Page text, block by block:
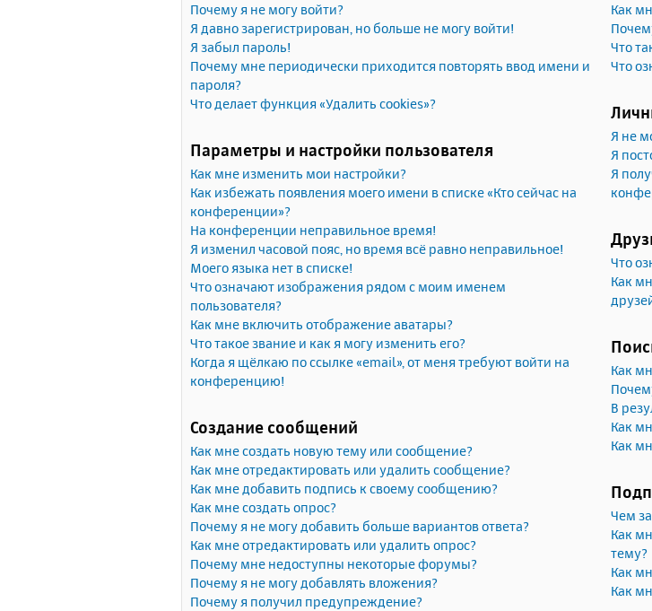
Почему я не могу войти?
Я давно зарегистрирован, но больше не могу войти!
Я забыл пароль!
Почему мне периодически приходится повторять ввод имени и
пароля?
Что делает функция «Удалить cookies»?
Параметры и настройки пользователя
Как мне изменить мои настройки?
Как избежать появления моего имени в списке «Кто сейчас на
конференции»?
На конференции неправильное время!
Я изменил часовой пояс, но время всё равно неправильное!
Моего языка нет в списке!
Что означают изображения рядом с моим именем
пользователя?
Как мне включить отображение аватары?
Что такое звание и как я могу изменить его?
Когда я щёлкаю по ссылке «email», от меня требуют войти на
конференцию!
Создание сообщений
Как мне создать новую тему или сообщение?
Как мне отредактировать или удалить сообщение?
Как мне добавить подпись к своему сообщению?
Как мне создать опрос?
Почему я не могу добавить больше вариантов ответа?
Как мне отредактировать или удалить опрос?
Почему мне недоступны некоторые форумы?
Почему я не могу добавлять вложения?
Почему я получил предупреждение?
Как
Что
Что
Я не
Я
Я
Что
Как
Как
В
Как
Как
Чем
Как
тему?
Как
Как